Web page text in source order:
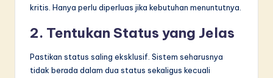
kritis. Hanya perlu diperluas jika kebutuhan menuntutnya.
2. Tentukan Status yang Jelas
Pastikan status saling eksklusif. Sistem seharusnya
tidak berada dalam dua status sekaligus kecuali